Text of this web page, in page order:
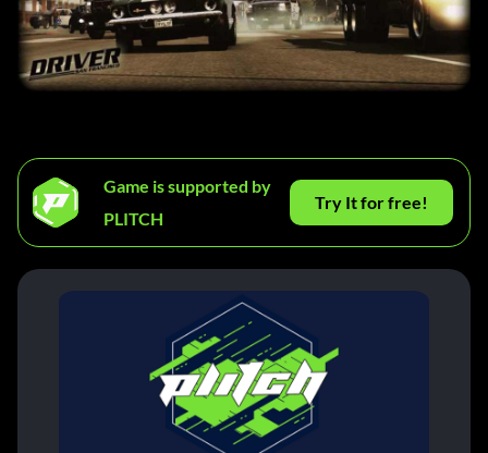
Game is supported by
PLITCH
Try It for free!